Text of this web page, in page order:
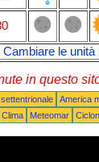
Cambiare le unità
in questo
America
Clima Meteomar